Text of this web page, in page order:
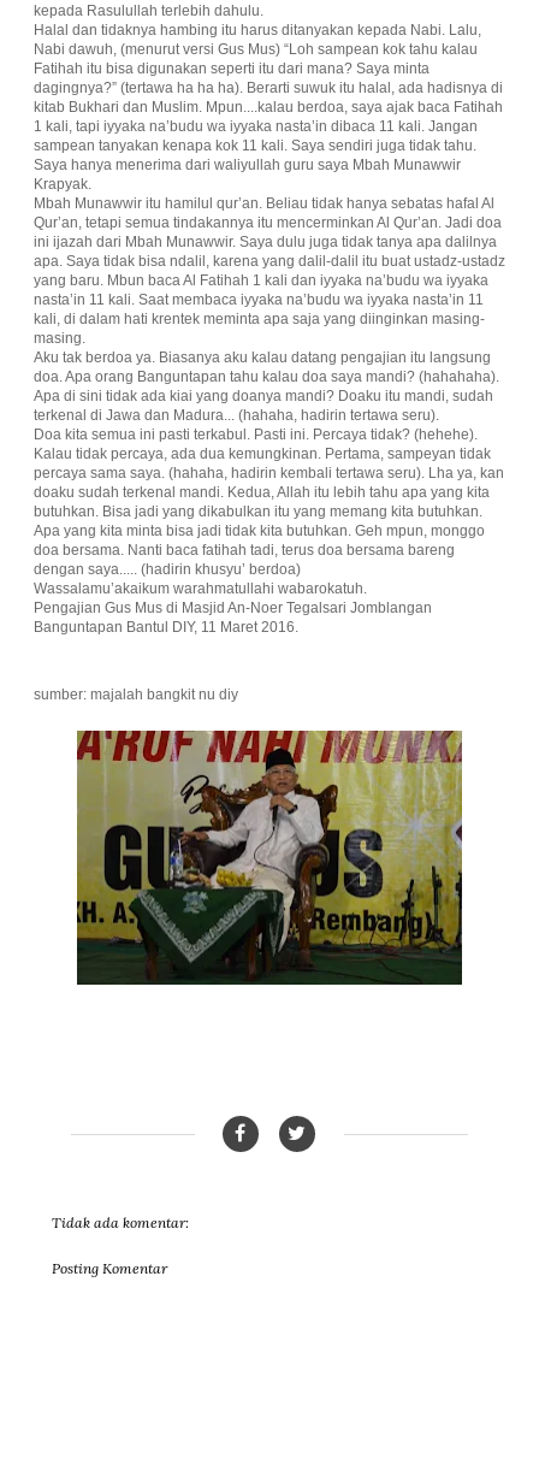
kepada Rasulullah terlebih dahulu.
Halal dan tidaknya hambing itu harus ditanyakan kepada Nabi. Lalu,
Nabi dawuh, (menurut versi Gus Mus) “Loh sampean kok tahu kalau
Fatihah itu bisa digunakan seperti itu dari mana? Saya minta
dagingnya?” (tertawa ha ha ha). Berarti suwuk itu halal, ada hadisnya di
kitab Bukhari dan Muslim. Mpun....kalau berdoa, saya ajak baca Fatihah
1 kali, tapi iyyaka na’budu wa iyyaka nasta’in dibaca 11 kali. Jangan
sampean tanyakan kenapa kok 11 kali. Saya sendiri juga tidak tahu.
Saya hanya menerima dari waliyullah guru saya Mbah Munawwir
Krapyak.
Mbah Munawwir itu hamilul qur’an. Beliau tidak hanya sebatas hafal Al
Qur’an, tetapi semua tindakannya itu mencerminkan Al Qur’an. Jadi doa
ini ijazah dari Mbah Munawwir. Saya dulu juga tidak tanya apa dalilnya
apa. Saya tidak bisa ndalil, karena yang dalil-dalil itu buat ustadz-ustadz
yang baru. Mbun baca Al Fatihah 1 kali dan iyyaka na’budu wa iyyaka
nasta’in 11 kali. Saat membaca iyyaka na’budu wa iyyaka nasta’in 11
kali, di dalam hati krentek meminta apa saja yang diinginkan masing-
masing.
Aku tak berdoa ya. Biasanya aku kalau datang pengajian itu langsung
doa. Apa orang Banguntapan tahu kalau doa saya mandi? (hahahaha).
Apa di sini tidak ada kiai yang doanya mandi? Doaku itu mandi, sudah
terkenal di Jawa dan Madura... (hahaha, hadirin tertawa seru).
Doa kita semua ini pasti terkabul. Pasti ini. Percaya tidak? (hehehe).
Kalau tidak percaya, ada dua kemungkinan. Pertama, sampeyan tidak
percaya sama saya. (hahaha, hadirin kembali tertawa seru). Lha ya, kan
doaku sudah terkenal mandi. Kedua, Allah itu lebih tahu apa yang kita
butuhkan. Bisa jadi yang dikabulkan itu yang memang kita butuhkan.
Apa yang kita minta bisa jadi tidak kita butuhkan. Geh mpun, monggo
doa bersama. Nanti baca fatihah tadi, terus doa bersama bareng
dengan saya..... (hadirin khusyu’ berdoa)
Wassalamu’akaikum warahmatullahi wabarokatuh.
Pengajian Gus Mus di Masjid An-Noer Tegalsari Jomblangan
Banguntapan Bantul DIY, 11 Maret 2016.
sumber: majalah bangkit nu diy
Tidak ada komentar:
Posting Komentar